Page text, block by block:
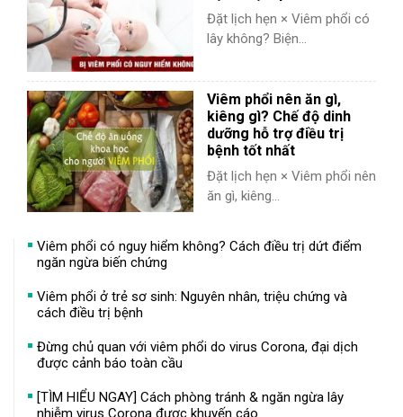
Đặt lịch hẹn × Viêm phổi có
lây không? Biện...
Viêm phổi nên ăn gì,
kiêng gì? Chế độ dinh
dưỡng hỗ trợ điều trị
bệnh tốt nhất
Đặt lịch hẹn × Viêm phổi nên
ăn gì, kiêng...
Viêm phổi có nguy hiểm không? Cách điều trị dứt điểm
ngăn ngừa biến chứng
Viêm phổi ở trẻ sơ sinh: Nguyên nhân, triệu chứng và
cách điều trị bệnh
Đừng chủ quan với viêm phổi do virus Corona, đại dịch
được cảnh báo toàn cầu
[TÌM HIỂU NGAY] Cách phòng tránh & ngăn ngừa lây